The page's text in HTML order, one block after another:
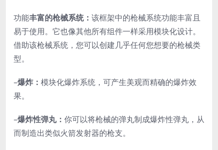
功能丰富的枪械系统： 该框架中的枪械系统功能丰富且
易于使用。它也像其他所有组件一样采用模块化设计。
借助该枪械系统，您可以创建几乎任何您想要的枪械类
型。
–爆炸： 模块化爆炸系统，可产生美观而精确的爆炸效
果。
–爆炸性弹丸： 你可以将枪械的弹丸制成爆炸性弹丸，从
而制造出类似火箭发射器的枪支。